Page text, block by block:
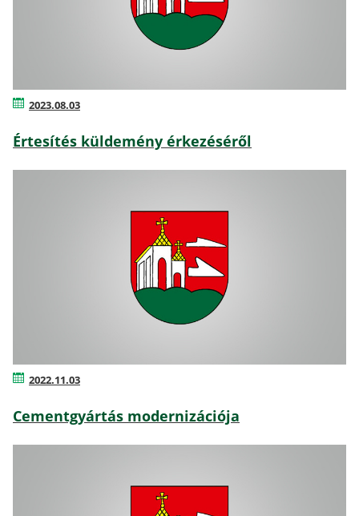
2023.08.03
Értesítés küldemény érkezéséről
2022.11.03
Cementgyártás modernizációja